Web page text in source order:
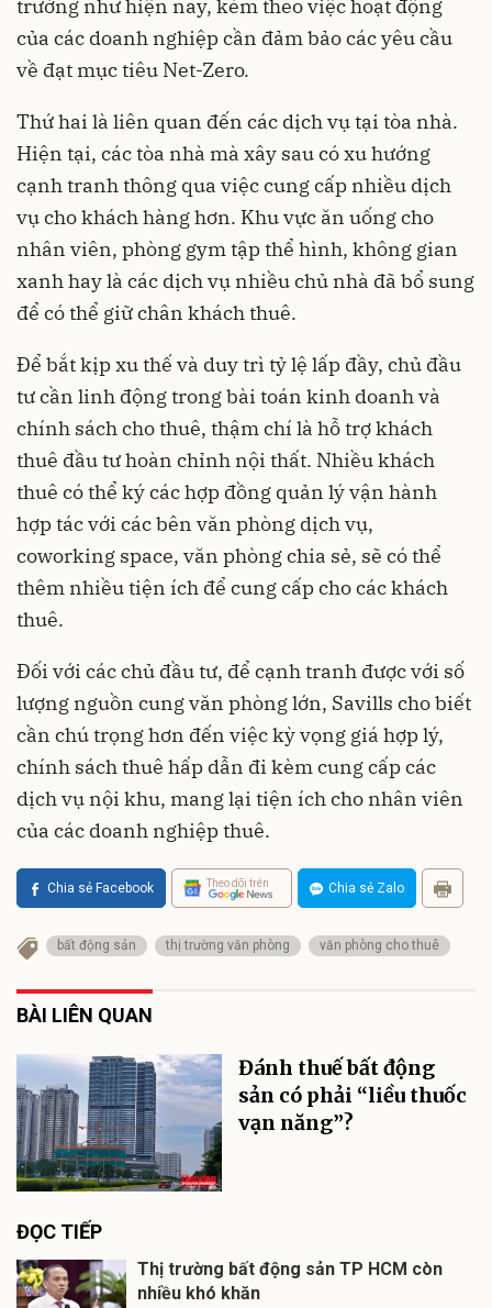
trường như hiện nay, kèm theo việc hoạt động
của các doanh nghiệp cần đảm bảo các yêu cầu
về đạt mục tiêu Net-Zero.
Thứ hai là liên quan đến các dịch vụ tại tòa nhà.
Hiện tại, các tòa nhà mà xây sau có xu hướng
cạnh tranh thông qua việc cung cấp nhiều dịch
vụ cho khách hàng hơn. Khu vực ăn uống cho
nhân viên, phòng gym tập thể hình, không gian
xanh hay là các dịch vụ nhiều chủ nhà đã bổ sung
để có thể giữ chân khách thuê.
Để bắt kịp xu thế và duy trì tỷ lệ lấp đầy, chủ đầu
tư cần linh động trong bài toán kinh doanh và
chính sách cho thuê, thậm chí là hỗ trợ khách
thuê đầu tư hoàn chỉnh nội thất. Nhiều khách
thuê có thể ký các hợp đồng quản lý vận hành
hợp tác với các bên văn phòng dịch vụ,
coworking space, văn phòng chia sẻ, sẽ có thể
thêm nhiều tiện ích để cung cấp cho các khách
thuê.
Đối với các chủ đầu tư, để cạnh tranh được với số
lượng nguồn cung văn phòng lớn, Savills cho biết
cần chú trọng hơn đến việc kỳ vọng giá hợp lý,
chính sách thuê hấp dẫn đi kèm cung cấp các
dịch vụ nội khu, mang lại tiện ích cho nhân viên
của các doanh nghiệp thuê.
Chia sẻ Facebook Theo dõi trên Chia sẻ Zalo
bất động sản thị trường văn phòng văn phòng cho thuê
BÀI LIÊN QUAN
Đánh thuế bất động
sản có phải “liều thuốc
vạn năng”?
ĐỌC TIẾP
Thị trường bất động sản TP HCM còn
nhiều khó khăn